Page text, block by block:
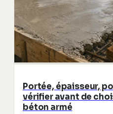
Portée, épaisseur,
vérifier avant de
béton armé